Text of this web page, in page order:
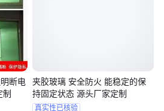
断电
夹胶玻璃 安全防火 能稳定的保
持固定状态 源头厂家定制
真实性已核验